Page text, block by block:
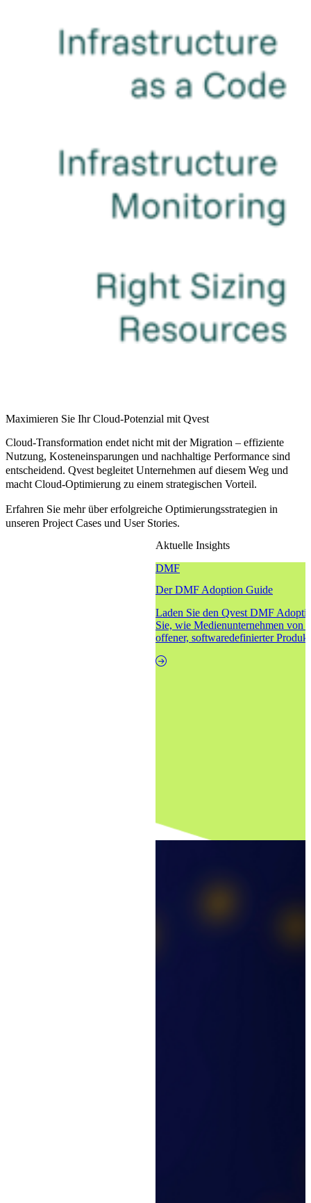
Maximieren Sie Ihr Cloud-Potenzial mit Qvest
Cloud-Transformation endet nicht mit der Migration – effiziente
Nutzung, Kosteneinsparungen und nachhaltige Performance sind
entscheidend. Qvest begleitet Unternehmen auf diesem Weg und
macht Cloud-Optimierung zu einem strategischen Vorteil.
Erfahren Sie mehr über erfolgreiche Optimierungsstrategien in
unseren Project Cases und User Stories.
Aktuelle Insights
DMF
Der DMF Adoption Guide
Laden Sie den Qvest DMF
Sie, wie Medienunternehmen von
offener, softwaredefinierter